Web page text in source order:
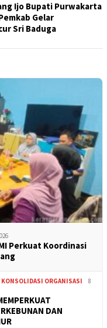
Ijo Bupati Purwakarta
Gelar
Sri Baduga
Perkuat Koordinasi
KONSOLIDASI ORGANISASI
8
DAN